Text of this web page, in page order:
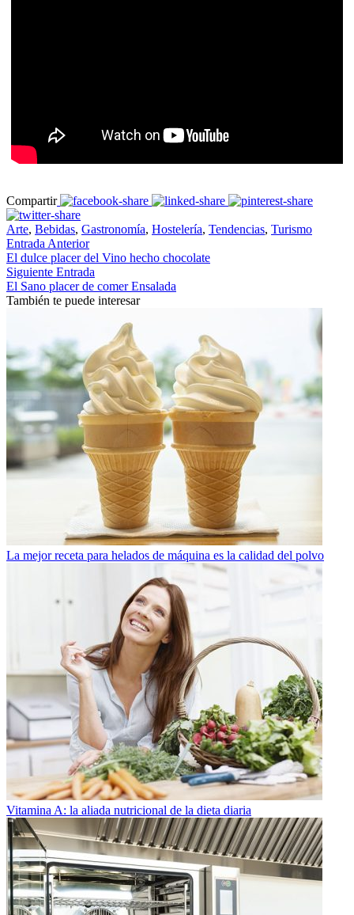
Compartir
Arte, Bebidas, Gastronomía, Hostelería, Tendencias, Turismo
Entrada Anterior
El dulce placer del Vino hecho chocolate
Siguiente Entrada
El Sano placer de comer Ensalada
También te puede interesar
La mejor receta para helados de máquina es la calidad del polvo
Vitamina A: la aliada nutricional de la dieta diaria